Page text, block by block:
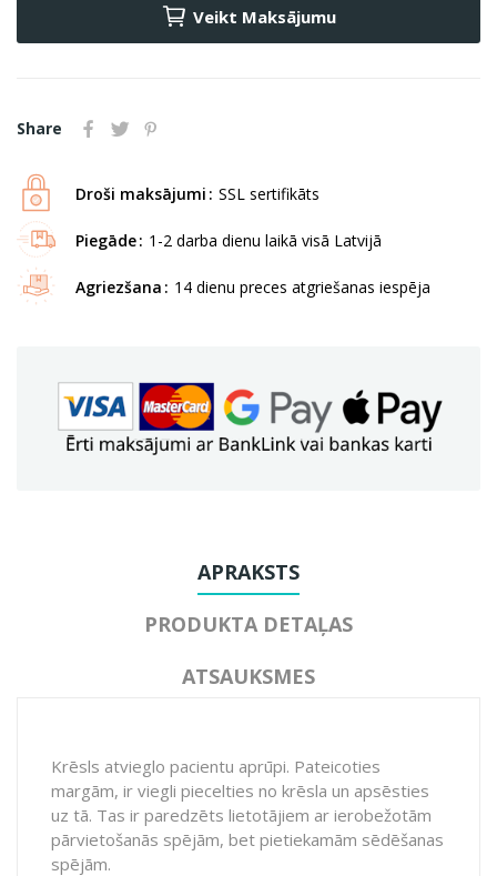
Veikt Maksājumu
Share
Droši maksājumi SSL sertifikāts
Piegāde 1-2 darba dienu laikā visā Latvijā
Agriezšana 14 dienu preces atgriešanas iespēja
APRAKSTS
PRODUKTA DETAĻAS
ATSAUKSMES
Krēsls atvieglo pacientu aprūpi. Pateicoties
margām, ir viegli piecelties no krēsla un apsēsties
uz tā. Tas ir paredzēts lietotājiem ar ierobežotām
pārvietošanās spējām, bet pietiekamām sēdēšanas
spējām.